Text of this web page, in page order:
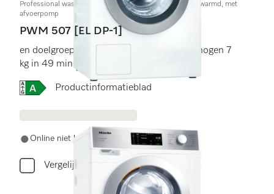
Professional wasmachine,Kleine Geweldenaar,elektr. verwarmd, met
afvoerpomp
PWM 507 [EL DP-1]
en doelgroepspecifieke programma's. Vermogen 7
kg in 49 min .
Online Label Flag, Energielabel
Productinformatieblad
Online niet beschikbaar
Vergelijken